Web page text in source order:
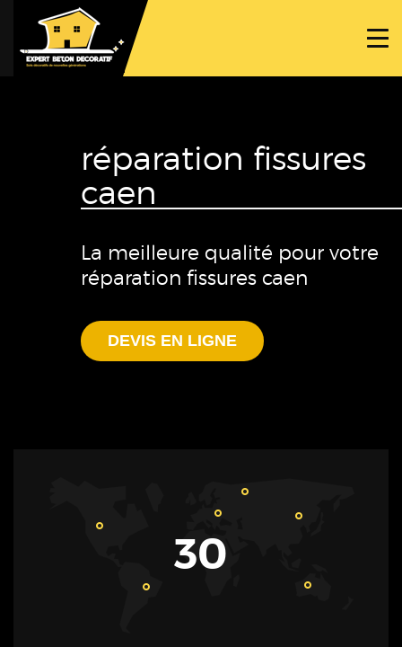
PROJETS
TRAVAUX SPÉCIFIQUES
NOUS CONTACTER
réparation fissures
caen
La meilleure qualité pour votre
réparation fissures caen
DEVIS EN LIGNE
30